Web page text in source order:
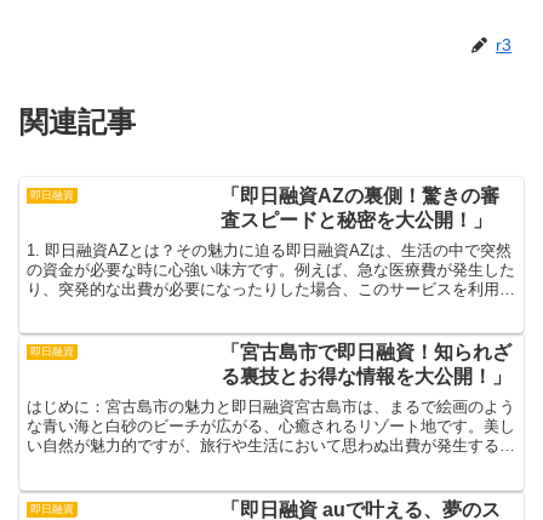
r3
関連記事
即日融資
「即日融資AZの裏側！驚きの審
査スピードと秘密を大公開！」
1. 即日融資AZとは？その魅力に迫る即日融資AZは、生活の中で突然
の資金が必要な時に心強い味方です。例えば、急な医療費が発生した
り、突発的な出費が必要になったりした場合、このサービスを利用す
即日融資
「宮古島市で即日融資！知られざ
る裏技とお得な情報を大公開！」
はじめに：宮古島市の魅力と即日融資宮古島市は、まるで絵画のよう
な青い海と白砂のビーチが広がる、心癒されるリゾート地です。美し
い自然が魅力的ですが、旅行や生活において思わぬ出費が発生するこ
即日融資
「即日融資 auで叶える、夢のス